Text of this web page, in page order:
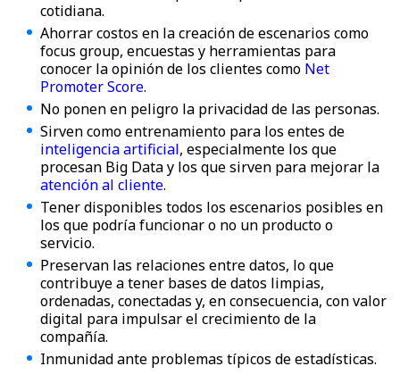
cotidiana.
Ahorrar costos en la creación de escenarios como
focus group, encuestas y herramientas para
conocer la opinión de los clientes como Net
Promoter Score.
No ponen en peligro la privacidad de las personas.
Sirven como entrenamiento para los entes de
inteligencia artificial, especialmente los que
procesan Big Data y los que sirven para mejorar la
atención al cliente.
Tener disponibles todos los escenarios posibles en
los que podría funcionar o no un producto o
servicio.
Preservan las relaciones entre datos, lo que
contribuye a tener bases de datos limpias,
ordenadas, conectadas y, en consecuencia, con valor
digital para impulsar el crecimiento de la
compañía.
Inmunidad ante problemas típicos de estadísticas.